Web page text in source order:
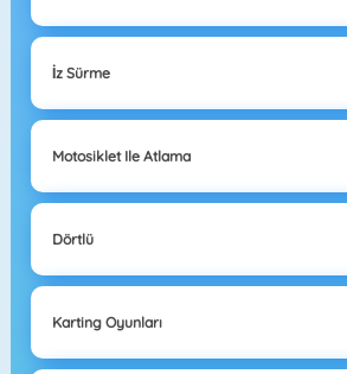
İz Sürme
Motosiklet Ile Atlama
Dörtlü
Karting Oyunları